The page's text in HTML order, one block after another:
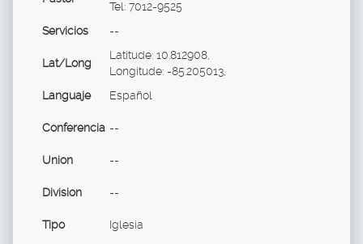
Tel: 7012-9525
Servicios
--
Lat/Long
Latitude: 10.812908,
Longitude: -85.205013,
Languaje
Español
Conferencia --
Union --
Division --
Tipo Iglesia